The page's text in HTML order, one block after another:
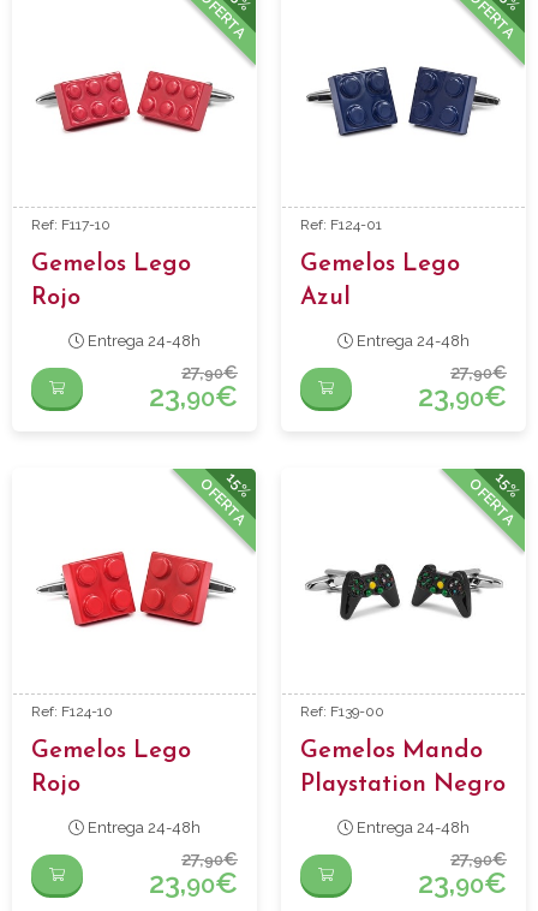
OFERTA
Ref: F117-10
Gemelos Lego
Rojo
Entrega 24-48h
27,90€
23,90€
OFERTA
Ref: F124-01
Gemelos Lego
Azul
Entrega 24-48h
27,90€
23,90€
15%
OFERTA
Ref: F124-10
Gemelos Lego
Rojo
Entrega 24-48h
27,90€
23,90€
15%
OFERTA
Ref: F139-00
Gemelos Mando
Playstation Negro
Entrega 24-48h
27,90€
23,90€